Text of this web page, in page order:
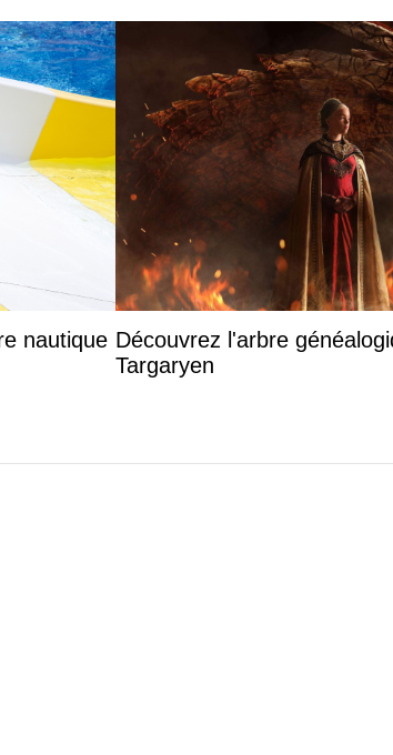
nautique Découvrez l'arbre
Targaryen